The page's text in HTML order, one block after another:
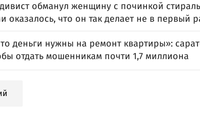
обманул женщину с починкой
оказалось, что он так делает не в первый
деньги нужны на ремонт квартиры»:
отдать мошенникам почти 1,7 миллиона